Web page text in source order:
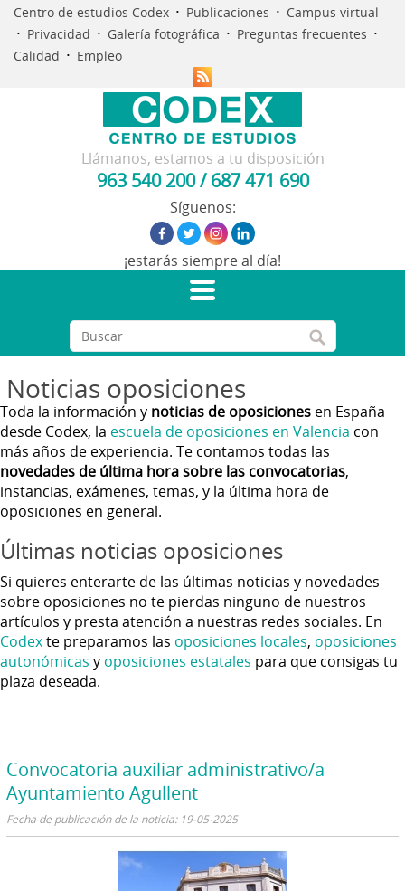
Centro de estudios Codex · Publicaciones · Campus virtual
· Privacidad · Galería fotográfica · Preguntas frecuentes ·
Calidad · Empleo
Llámanos, estamos a tu disposición
963 540 200/687 471 690
Síguenos:
¡estarás siempre al día!
Noticias oposiciones
Toda la información y noticias de oposiciones en España
desde Codex, la escuela de oposiciones en Valencia con
más años de experiencia. Te contamos todas las
novedades de última hora sobre las convocatorias,
instancias, exámenes, temas, y la última hora de
oposiciones en general.
Últimas noticias oposiciones
Si quieres enterarte de las últimas noticias y novedades
sobre oposiciones no te pierdas ninguno de nuestros
artículos y presta atención a nuestras redes sociales. En
Codexte preparamos las oposiciones locales, oposiciones
autonómicas y oposiciones estatales para que consigas tu
plaza deseada.
Convocatoria auxiliar administrativo/a
Ayuntamiento Agullent
Fecha de publicación de la noticia: 19-05-2025